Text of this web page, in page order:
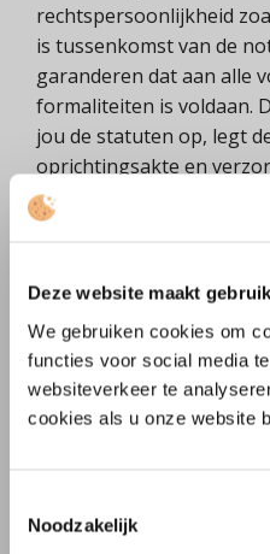
Deze website maakt
We gebruiken cookies om
functies voor social media
websiteverkeer te
cookies als u onze website
Noodzakelijk
rechtspersoonlijkheid
is tussenkomst van de
garanderen dat aan alle
formaliteiten is voldaan.
jou de statuten op, legt
oprichtingsakte en
Handelsregister van de
Indien gewenst, helpt
participatieovereenkomst.
Voorkomen van
schakel die ervoor waakt